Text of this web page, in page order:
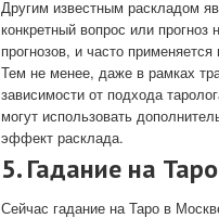
Другим известным раскладом
конкретный вопрос или
прогнозов, и часто
Тем не менее, даже в рамках
зависимости от подхода
могут использовать
эффект расклада.
5. Гадание на
Сейчас гадание на Таро в